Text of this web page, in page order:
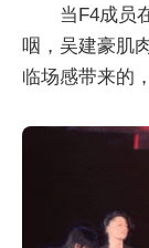
当F4成员
咽，吴建豪肌
临场感带来的